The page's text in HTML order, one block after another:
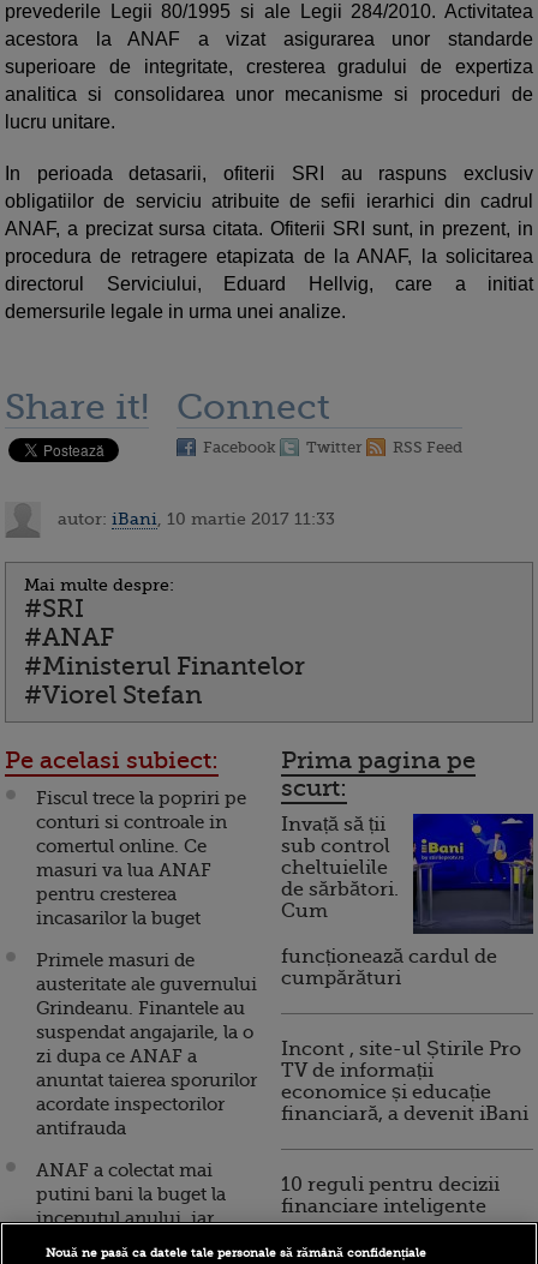
prevederile Legii 80/1995 si ale Legii 284/2010. Activitatea
acestora la ANAF a vizat asigurarea unor standarde
superioare de integritate, cresterea gradului de expertiza
analitica si consolidarea unor mecanisme si proceduri de
lucru unitare.
In perioada detasarii, ofiterii SRI au raspuns exclusiv
obligatiilor de serviciu atribuite de sefii ierarhici din cadrul
ANAF, a precizat sursa citata. Ofiterii SRI sunt, in prezent, in
procedura de retragere etapizata de la ANAF, la solicitarea
directorul Serviciului, Eduard Hellvig, care a initiat
demersurile legale in urma unei analize.
Share it! Connect
Facebook Twitter RSS Feed
autor: iBani , 10 martie 2017 11:33
Mai multe despre:
#SRI
#ANAF
#Ministerul Finantelor
#Viorel Stefan
Pe acelasi subiect:
Fiscul trece la popriri pe
conturi si controale in
comertul online. Ce
masuri va lua ANAF
pentru cresterea
incasarilor la buget
Primele masuri de
austeritate ale guvernului
Grindeanu. Finantele au
suspendat angajarile, la o
zi dupa ce ANAF a
anuntat taierea sporurilor
acordate inspectorilor
antifrauda
ANAF a colectat mai
putini bani la buget la
inceputul anului, iar
Finantele se imprumuta
Prima pagina pe
scurt:
Invață să ții
sub control
cheltuielile
de sărbători.
Cum
funcționează cardul de
cumpărături
Incont , site-ul Știrile Pro
TV de informații
economice și educație
financiară, a devenit iBani
10 reguli pentru decizii
financiare inteligente
Nouă ne pasă ca datele tale personale să rămână confidențiale